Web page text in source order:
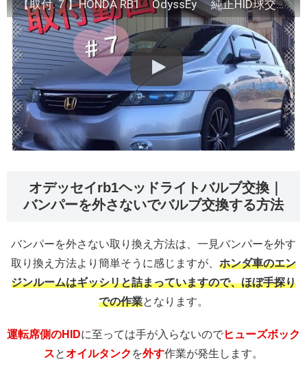
【取付.７】HONDA RB1 OdyssEy 純正HID球交換 hid light exchange
オデッセイrb1ヘッドライトバルブ交換｜
バンパーを外さないでバルブ交換する方法
バンパーを外さない取り換え方法は、一見バンパーを外す
取り換え方法より簡単そうに感じますが、 ホンダ車のエン
ジンルームはギッシリと詰まっていますので、ほぼ手探り
での作業となります。
運転席側のHIDに至っては手が入らないのでヒューズボック
スとオイルタンク を外す作業が発生します。